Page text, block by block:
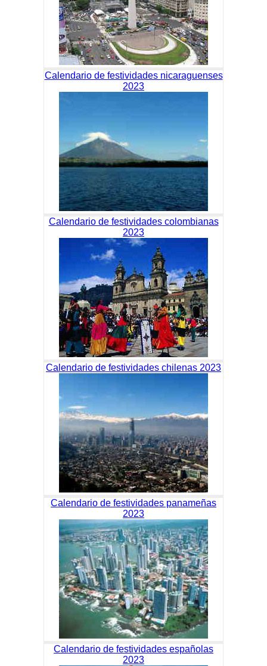
Calendario de festividades nicaraguenses
2023
Calendario de festividades colombianas
2023
Calendario de festividades chilenas 2023
Calendario de festividades panameñas
2023
Calendario de festividades españolas
2023